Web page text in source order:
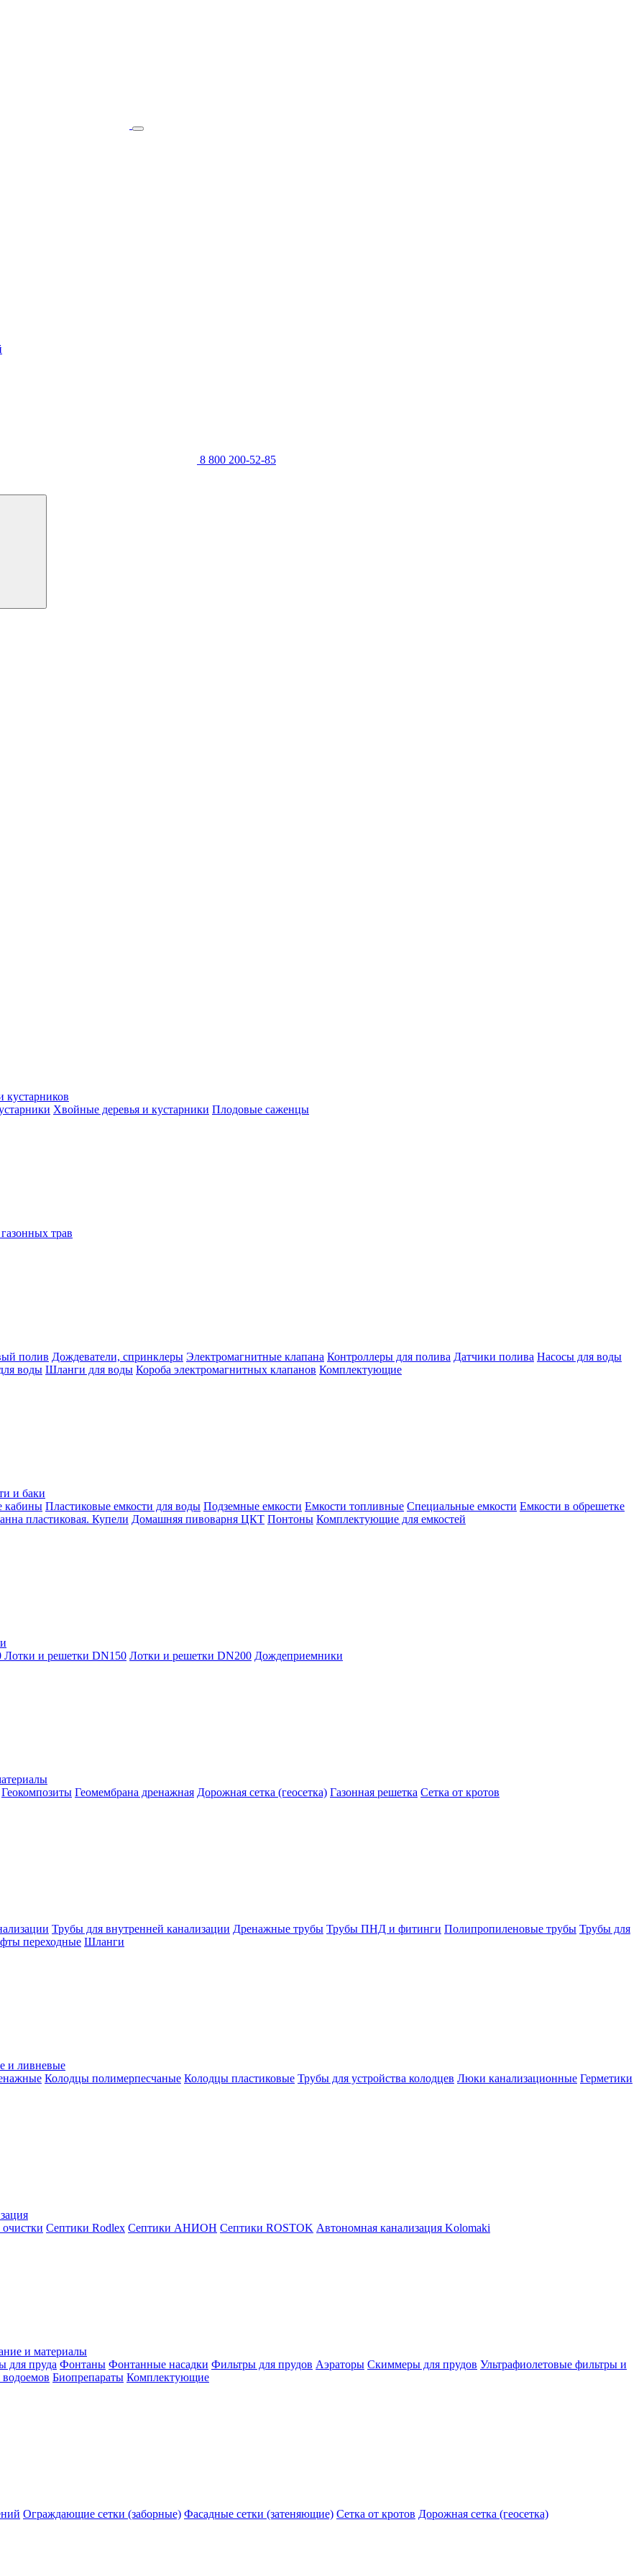
8 800 200-52-85
кустарников
Хвойные деревья и кустарники Плодовые саженцы
трав
полив Дождеватели, спринклеры Электромагнитные клапана Контроллеры для полива Датчики полива Насосы для воды
воды Шланги для воды Короба электромагнитных клапанов Комплектующие
и баки
кабины Пластиковые емкости для воды Подземные емкости Емкости топливные Специальные емкости Емкости в обрешетке
пластиковая. Купели Домашняя пивоварня ЦКТ Понтоны Комплектующие для емкостей
Лотки и решетки DN150 Лотки и решетки DN200 Дождеприемники
Геокомпозиты Геомембрана дренажная Дорожная сетка (геосетка) Газонная решетка Сетка от кротов
Трубы для внутренней канализации Дренажные трубы Трубы ПНД и фитинги Полипропиленовые трубы Трубы для
переходные Шланги
и ливневые
Колодцы полимерпесчаные Колодцы пластиковые Трубы для устройства колодцев Люки канализационные Герметики
Септики Rodlex Септики АНИОН Септики ROSTOK Автономная канализация Kolomaki
и материалы
для пруда Фонтаны Фонтанные насадки Фильтры для прудов Аэраторы Скиммеры для прудов Ультрафиолетовые фильтры и
Биопрепараты Комплектующие
Ограждающие сетки (заборные) Фасадные сетки (затеняющие) Сетка от кротов Дорожная сетка (геосетка)